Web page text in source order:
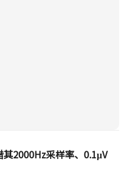
2000Hz采样率、0.1μV